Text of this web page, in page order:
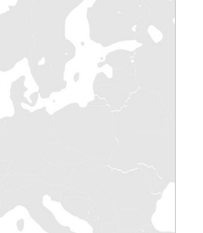
Commissioning
A à Z
la carte.